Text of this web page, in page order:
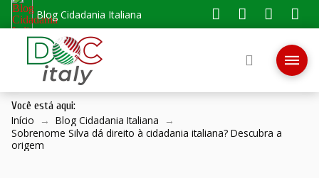
Blog Cidadania Italiana
Você está aqui:
Início → Blog Cidadania Italiana
→
Sobrenome Silva dá direito à cidadania italiana? Descubra a
origem